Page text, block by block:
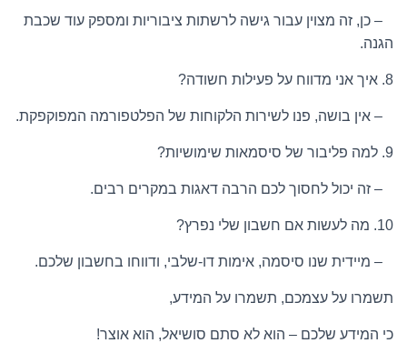
– כן, זה מצוין עבור גישה לרשתות ציבוריות ומספק עוד שכבת
הגנה.
8. איך אני מדווח על פעילות חשודה?
– אין בושה, פנו לשירות הלקוחות של הפלטפורמה המפוקפקת.
9. למה פליבור של סיסמאות שימושיות?
– זה יכול לחסוך לכם הרבה דאגות במקרים רבים.
10. מה לעשות אם חשבון שלי נפרץ?
– מיידית שנו סיסמה, אימות דו-שלבי, ודווחו בחשבון שלכם.
תשמרו על עצמכם, תשמרו על המידע,
כי המידע שלכם – הוא לא סתם סושיאל, הוא אוצר!